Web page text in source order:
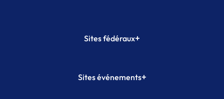
Sites fédéraux+
Plateforme Formation
Sites événements+